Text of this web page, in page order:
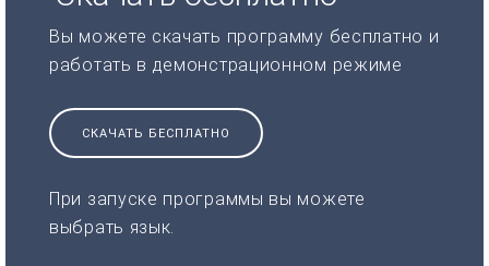
Вы можете скачать программу бесплатно и
работать в демонстрационном режиме
СКАЧАТЬ БЕСПЛАТНО
При запуске программы вы можете
выбрать язык.